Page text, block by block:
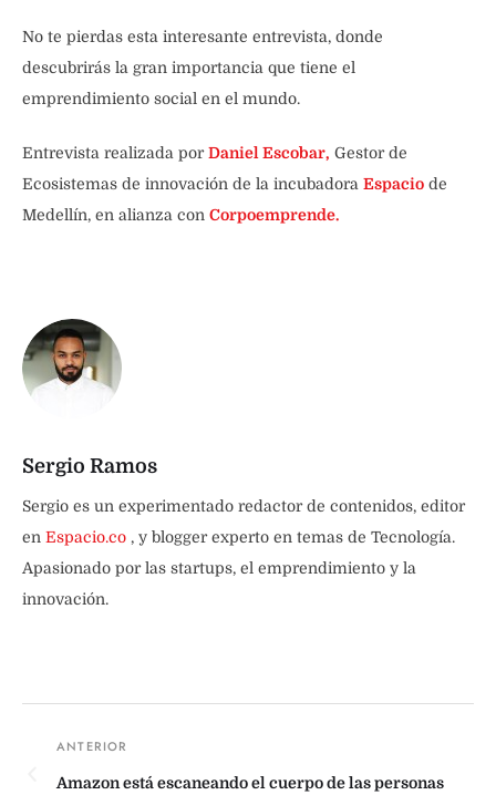
No te pierdas esta interesante entrevista, donde
descubrirás la gran importancia que tiene el
emprendimiento social en el mundo.
Entrevista realizada porDaniel Escobar, Gestor de
Ecosistemas de innovación de la incubadora Espacio de
Medellín, en alianza con Corpoemprende.
Sergio Ramos
Sergio es un experimentado redactor de contenidos, editor
en Espacio.co , y blogger experto en temas de Tecnología.
Apasionado por las startups, el emprendimiento y la
innovación.
Amazon está escaneando el cuerpo de las personas